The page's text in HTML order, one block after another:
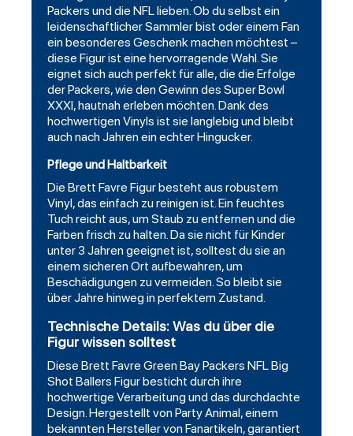
Packers und die NFL lieben. Ob du selbst ein
leidenschaftlicher Sammler bist oder einem Fan
ein besonderes Geschenk machen möchtest –
diese Figur ist eine hervorragende Wahl. Sie
eignet sich auch perfekt für alle, die die Erfolge
der Packers, wie den Gewinn des Super Bowl
XXXI, hautnah erleben möchten. Dank des
hochwertigen Vinyls ist sie langlebig und bleibt
auch nach Jahren ein echter Hingucker.
Pflege und Haltbarkeit
Die Brett Favre Figur besteht aus robustem
Vinyl, das einfach zu reinigen ist. Ein feuchtes
Tuch reicht aus, um Staub zu entfernen und die
Farben frisch zu halten. Da sie nicht für Kinder
unter 3 Jahren geeignet ist, solltest du sie an
einem sicheren Ort aufbewahren, um
Beschädigungen zu vermeiden. So bleibt sie
über Jahre hinweg in perfektem Zustand.
Technische Details: Was du über die
Figur wissen solltest
Diese Brett Favre Green Bay Packers NFL Big
Shot Ballers Figur besticht durch ihre
hochwertige Verarbeitung und das durchdachte
Design. Hergestellt von Party Animal, einem
bekannten Hersteller von Fanartikeln, garantiert